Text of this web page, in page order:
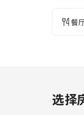
间
场
通
着
餐
选择